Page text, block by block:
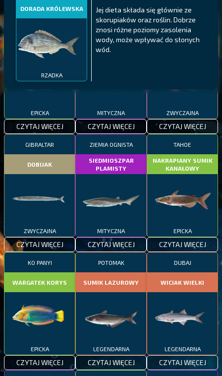
DORADA KRÓLEWSKA
RZADKA
Jej dieta składa się głównie ze
skorupiaków oraz roślin. Dobrze
znosi różne poziomy zasolenia
wody, może wpływać do słonych
wód.
PYSZCZAK ZACHODNI
EPICKA
CZYTAJ WIĘCEJ
PÓŁNOCNE FIORDY
LING
MITYCZNA
CZYTAJ WIĘCEJ
WYSPY GALAPAGOS
BODIAN
ZWYCZAJNA
CZYTAJ WIĘCEJ
GIBRALTAR
DOBIJAK
ZWYCZAJNA
CZYTAJ WIĘCEJ
ZIEMIA OGNISTA
SIEDMIOSZPAR
PLAMISTY
MITYCZNA
CZYTAJ WIĘCEJ
TAHOE
NAKRAPIANY SUMIK
KANAŁOWY
EPICKA
CZYTAJ WIĘCEJ
KO PANYI
WARGATEK KORYS
EPICKA
CZYTAJ WIĘCEJ
POTOMAK
SUMIK LAZUROWY
LEGENDARNA
CZYTAJ WIĘCEJ
DUBAJ
WICIAK WIELKI
LEGENDARNA
CZYTAJ WIĘCEJ